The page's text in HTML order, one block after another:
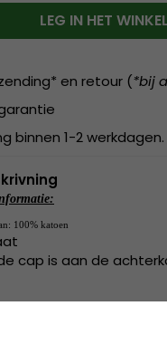
LEG IN HET
en retour (*bij
binnen 1-2 werkdagen.
100% katoen
cap is aan de
is verkrijgbaar in één